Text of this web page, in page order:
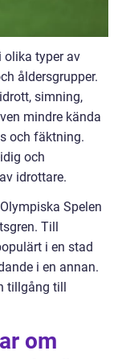
olika typer av
åldersgrupper.
simning,
mindre kända
och fäktning.
och
idrottare.
Spelen
Till
i en stad
i en annan.
tillgång till
om